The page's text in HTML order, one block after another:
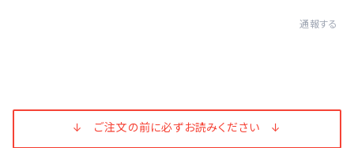
通報する
↓ ご注文の前に必ずお読みください ↓